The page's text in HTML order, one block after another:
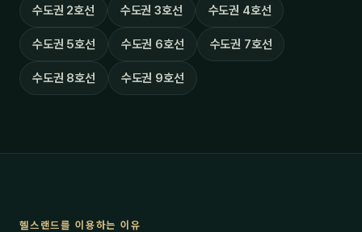
수도권 2호선 수도권 3호선 수도권 4호선
수도권 5호선 수도권 6호선 수도권 7호선
수도권 8호선 수도권 9호선
헬스랜드를 이용하는 이유